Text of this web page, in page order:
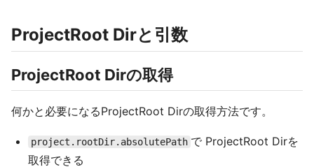
ProjectRoot Dirと引数
ProjectRoot Dirの取得
何かと必要になるProjectRoot Dirの取得方法です。
project.rootDir.absolutePath で ProjectRoot Dirを
取得できる